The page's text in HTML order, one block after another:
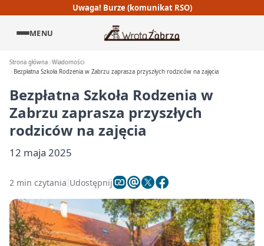
Uwaga! Burze (komunikat RSO)
MENU
Strona główna Wiadomości
Bezpłatna Szkoła Rodzenia w Zabrzu zaprasza przyszłych rodziców na zajęcia
Bezpłatna Szkoła Rodzenia w
Zabrzu zaprasza przyszłych
rodziców na zajęcia
12 maja 2025
2 min czytania Udostępnij